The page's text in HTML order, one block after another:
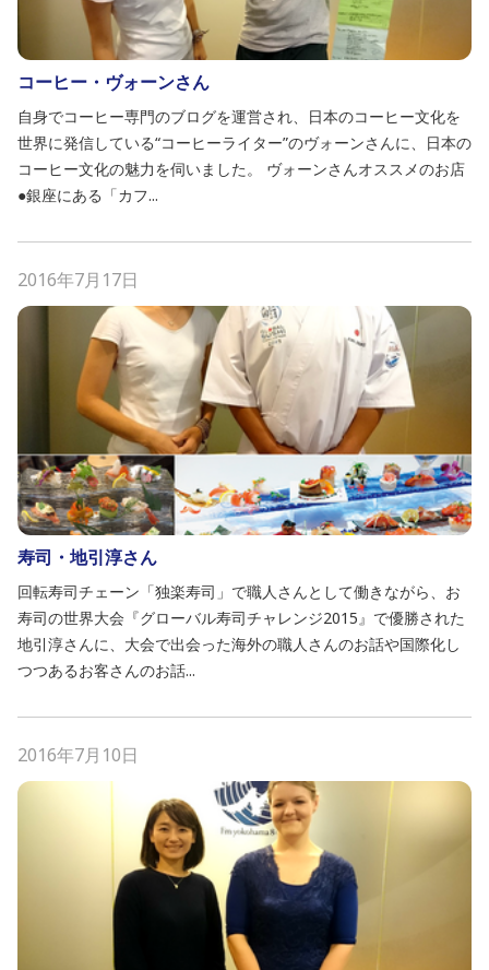
コーヒー・ヴォーンさん
自身でコーヒー専門のブログを運営され、日本のコーヒー文化を
世界に発信している“コーヒーライター”のヴォーンさんに、日本の
コーヒー文化の魅力を伺いました。 ヴォーンさんオススメのお店
●銀座にある「カフ...
2016年7月17日
寿司・地引淳さん
回転寿司チェーン「独楽寿司」で職人さんとして働きながら、お
寿司の世界大会『グローバル寿司チャレンジ2015』で優勝された
地引淳さんに、大会で出会った海外の職人さんのお話や国際化し
つつあるお客さんのお話...
2016年7月10日